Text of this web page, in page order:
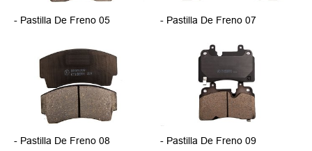
- Pastilla De Freno 05 - Pastilla De Freno 07
- Pastilla De Freno 08 - Pastilla De Freno 09